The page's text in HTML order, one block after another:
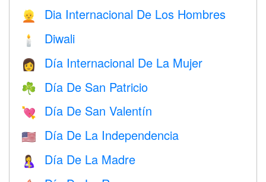
👱 Dia Internacional De Los Hombres
🕯 Diwali
👩 Día Internacional De La Mujer
☘️ Día De San Patricio
💘 Día De San Valentín
🇺🇸 Día De La Independencia
🤱 Día De La Madre